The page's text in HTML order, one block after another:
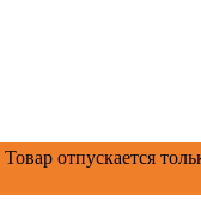
Товар отпускается